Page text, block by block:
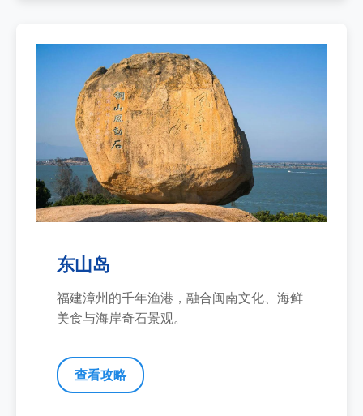
东山岛
福建漳州的千年渔港，融合闽南文化、海鲜
美食与海岸奇石景观。
查看攻略